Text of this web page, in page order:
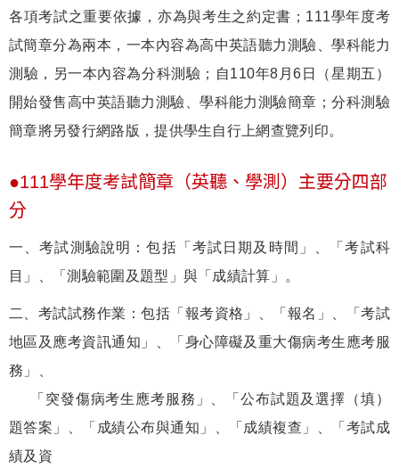
各項考試之重要依據，亦為與考生之約定書；111學年度考
試簡章分為兩本，一本內容為高中英語聽力測驗、學科能力
測驗，另一本內容為分科測驗；自110年8月6日（星期五）
開始發售高中英語聽力測驗、學科能力測驗簡章；分科測驗
簡章將另發行網路版，提供學生自行上網查覽列印。
●111學年度考試簡章（英聽、學測）主要分四部
分
一、考試測驗說明：包括「考試日期及時間」、「考試科
目」、「測驗範圍及題型」與「成績計算」。
二、考試試務作業：包括「報考資格」、「報名」、「考試
地區及應考資訊通知」、「身心障礙及重大傷病考生應考服
務」、
「突發傷病考生應考服務」、「公布試題及選擇（填）
題答案」、「成績公布與通知」、「成績複查」、「考試成
績及資